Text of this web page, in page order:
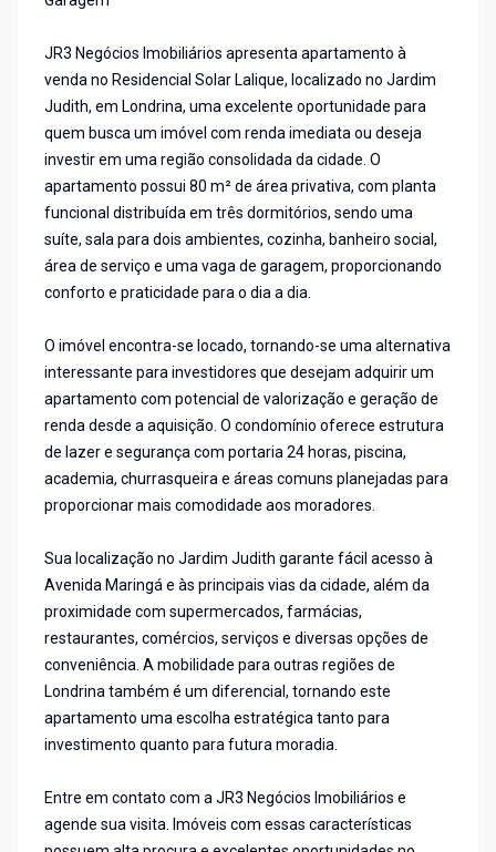
JR3 Negócios Imobiliários apresenta apartamento à
venda no Residencial Solar Lalique, localizado no Jardim
Judith, em Londrina, uma excelente oportunidade para
quem busca um imóvel com renda imediata ou deseja
investir em uma região consolidada da cidade. O
apartamento possui 80 m² de área privativa, com planta
funcional distribuída em três dormitórios, sendo uma
suíte, sala para dois ambientes, cozinha, banheiro social,
área de serviço e uma vaga de garagem, proporcionando
conforto e praticidade para o dia a dia.
O imóvel encontra-se locado, tornando-se uma alternativa
interessante para investidores que desejam adquirir um
apartamento com potencial de valorização e geração de
renda desde a aquisição. O condomínio oferece estrutura
de lazer e segurança com portaria 24 horas, piscina,
academia, churrasqueira e áreas comuns planejadas para
proporcionar mais comodidade aos moradores.
Sua localização no Jardim Judith garante fácil acesso à
Avenida Maringá e às principais vias da cidade, além da
proximidade com supermercados, farmácias,
restaurantes, comércios, serviços e diversas opções de
conveniência. A mobilidade para outras regiões de
Londrina também é um diferencial, tornando este
apartamento uma escolha estratégica tanto para
investimento quanto para futura moradia.
Entre em contato com a JR3 Negócios Imobiliários e
agende sua visita. Imóveis com essas características